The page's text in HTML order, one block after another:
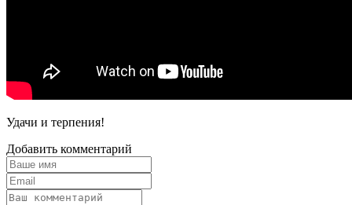
Удачи и терпения!
Добавить комментарий